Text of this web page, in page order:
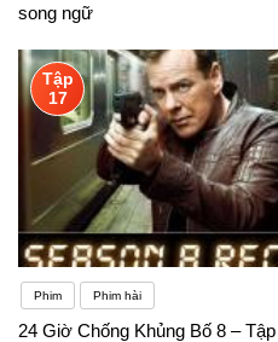
song ngữ
Tập
17
Phim Phim hài
24 Giờ Chống Khủng Bố 8 –